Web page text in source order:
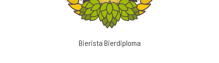
Bierista Bierdiploma